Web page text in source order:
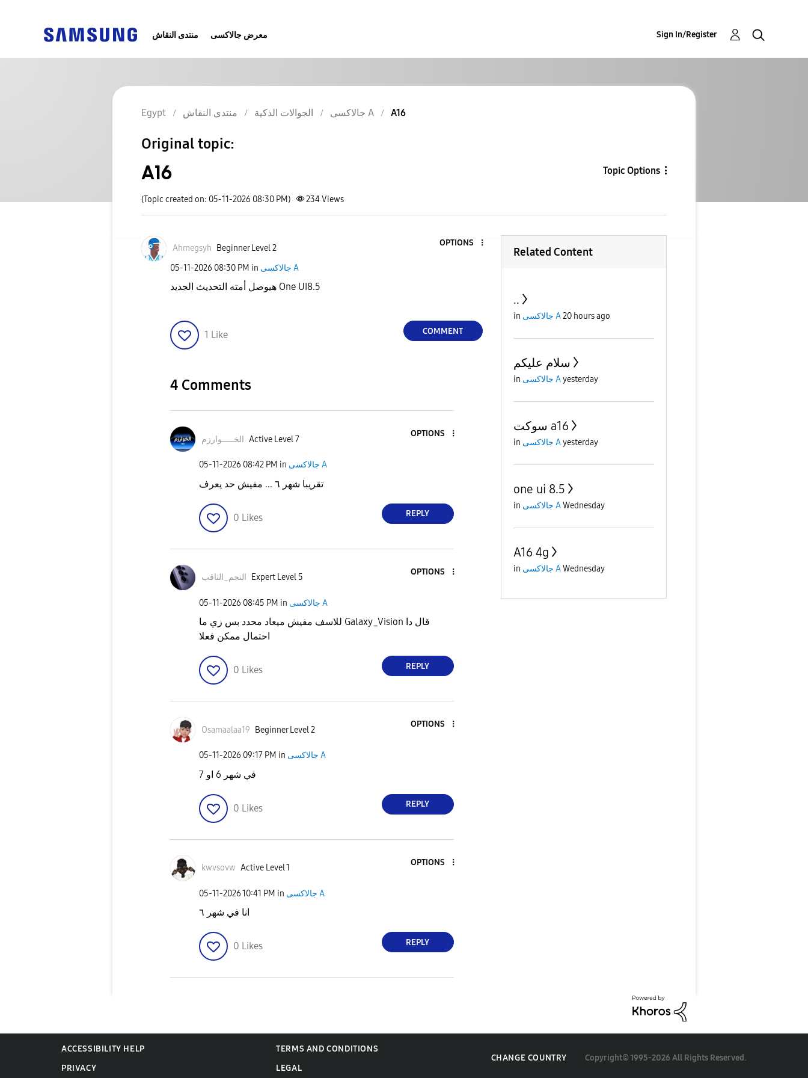
منتدى النقاش معرض جالاكسى Sign In/Register
Egypt منتدى النقاش الجوالات الذكية جالاكسى A A16
Original topic:
A16 Topic Options
(Topic created on: 05-11-2026 08:30 PM) 234Views
Ahmegsyh Beginner Level 2
OPTIONS
‎05-11-2026 08:30 PM in جالاكسى A
هيوصل أمته التحديث الجديد One UI8.5
1 Like COMMENT
4 Comments
الخـــــوارزم Active Level 7
OPTIONS
‎05-11-2026 08:42 PM in جالاكسى A
تقريبا شهر ٦ ... مفيش حد يعرف
0 Likes REPLY
النجم_الثاقب Expert Level 5
OPTIONS
‎05-11-2026 08:45 PM in جالاكسى A
للاسف مفيش ميعاد محدد بس زي ما Galaxy_Vision قال دا
احتمال ممكن فعلا
0 Likes REPLY
Osamaalaa19 Beginner Level 2
OPTIONS
‎05-11-2026 09:17 PM in جالاكسى A
في شهر 6 او 7
0 Likes REPLY
kwvsovw Active Level 1
OPTIONS
‎05-11-202610:41 PM in جالاكسى A
انا في شهر ٦
0 Likes REPLY
Related Content
..
in جالاكسى A20 hours ago
سلام عليكم
in جالاكسى Ayesterday
سوكت a16
in جالاكسى Ayesterday
one ui 8.5
in جالاكسى AWednesday
A16 4g
in جالاكسى AWednesday
ACCESSIBILITY HELP
TERMS AND CONDITIONS
PRIVACY
LEGAL
CHANGE COUNTRY Copyright© 1995-2026 All Rights Reserved.